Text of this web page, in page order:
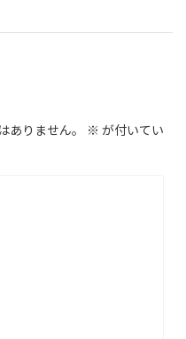
ありません。 ※ が付いてい